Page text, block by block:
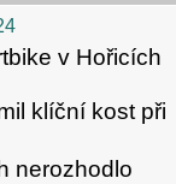
v Hořicích
klíční kost při
nerozhodlo